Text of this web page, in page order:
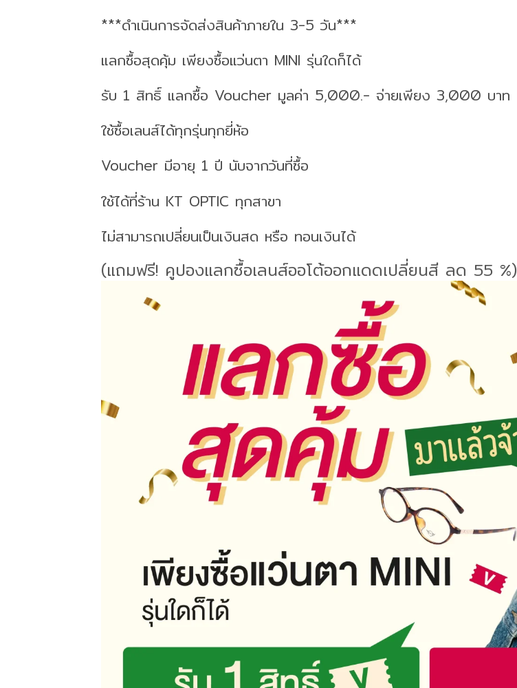
***ดำเนินการจัดส่งสินค้าภายใน 3-5 วัน***
แลกซื้อสุดคุ้ม เพียงซื้อแว่นตา MINI รุ่นใดก็ได้
รับ 1 สิทธิ์ แลกซื้อ Voucher มูลค่า 5,000.- จ่ายเพียง 3,000 บาท
ใช้ซื้อเลนส์ได้ทุกรุ่นทุกยี่ห้อ
Voucher มีอายุ 1 ปี นับจากวันที่ซื้อ
ใช้ได้ที่ร้าน KT OPTIC ทุกสาขา
ไม่สามารถเปลี่ยนเป็นเงินสด หรือ ทอนเงินได้
(แถมฟรี! คูปองแลกซื้อเลนส์ออโต้ออกแดดเปลี่ยนสี ลด 55 %)